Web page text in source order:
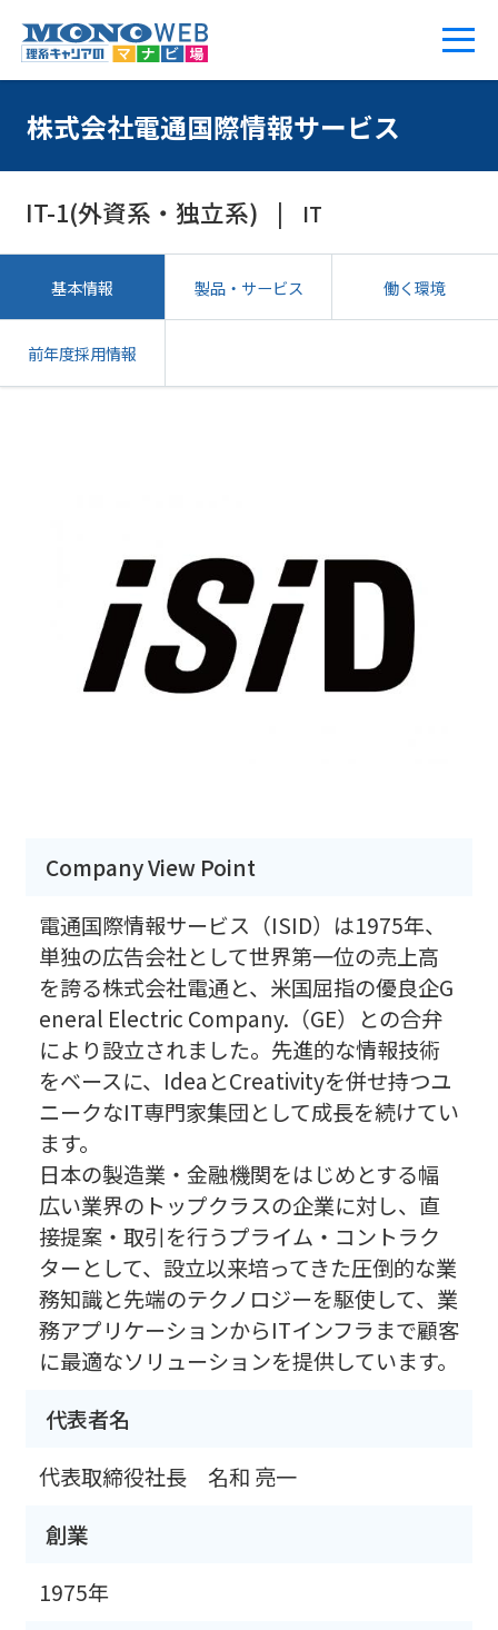
株式会社電通国際情報サービス
IT-1(外資系・独立系) IT
基本情報 製品・サービス 働く環境
前年度採用情報
Company View Point
電通国際情報サービス（ISID）は1975年、
単独の広告会社として世界第一位の売上高
を誇る株式会社電通と、米国屈指の優良企G
eneral Electric Company.（GE）との合弁
により設立されました。先進的な情報技術
をベースに、IdeaとCreativityを併せ持つユ
ニークなIT専門家集団として成長を続けてい
ます。
日本の製造業・金融機関をはじめとする幅
広い業界のトップクラスの企業に対し、直
接提案・取引を行うプライム・コントラク
ターとして、設立以来培ってきた圧倒的な業
務知識と先端のテクノロジーを駆使して、業
務アプリケーションからITインフラまで顧客
に最適なソリューションを提供しています。
代表者名
代表取締役社長 名和 亮一
創業
1975年